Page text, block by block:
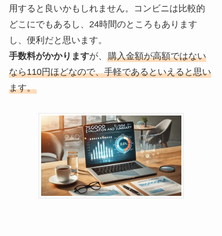
用すると良いかもしれません。コンビニは比較的
どこにでもあるし、24時間のところもあります
し、便利だと思います。
手数料がかかりますが、 購入金額が高額ではない
なら110円ほどなので、手軽であるといえると思い
ます。